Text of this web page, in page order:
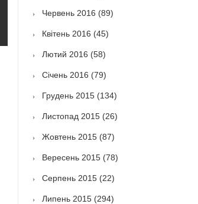
Червень 2016 (89)
Квітень 2016 (45)
Лютий 2016 (58)
Січень 2016 (79)
Грудень 2015(134)
Листопад 2015(26)
Жовтень 2015(87)
Вересень 2015(78)
Серпень 2015(22)
Липень 2015(294)